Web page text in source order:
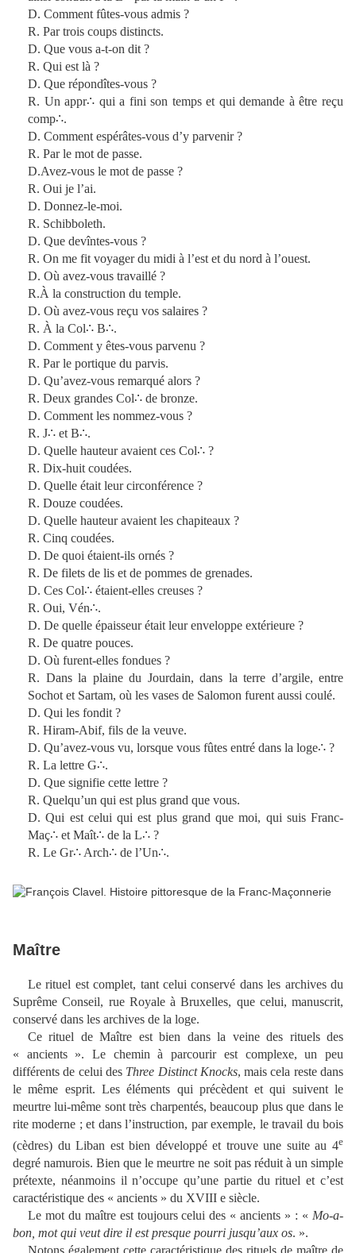
D. Comment fûtes-vous admis ?
R. Par trois coups distincts.
D. Que vous a-t-on dit ?
R. Qui est là ?
D. Que répondîtes-vous ?
R. Un appr∴ qui a fini son temps et qui demande à être reçu
comp∴.
D. Comment espérâtes-vous d’y parvenir ?
R. Par le mot de passe.
D.Avez-vous le mot de passe ?
R. Oui je l’ai.
D. Donnez-le-moi.
R. Schibboleth.
D. Que devîntes-vous ?
R. On me fit voyager du midi à l’est et du nord à l’ouest.
D. Où avez-vous travaillé ?
R.À la construction du temple.
D. Où avez-vous reçu vos salaires ?
R. À la Col∴ B∴.
D. Comment y êtes-vous parvenu ?
R. Par le portique du parvis.
D. Qu’avez-vous remarqué alors ?
R. Deux grandes Col∴ de bronze.
D. Comment les nommez-vous ?
R. J∴ et B∴.
D. Quelle hauteur avaient ces Col∴ ?
R. Dix-huit coudées.
D. Quelle était leur circonférence ?
R. Douze coudées.
D. Quelle hauteur avaient les chapiteaux ?
R. Cinq coudées.
D. De quoi étaient-ils ornés ?
R. De filets de lis et de pommes de grenades.
D. Ces Col∴ étaient-elles creuses ?
R. Oui, Vén∴.
D. De quelle épaisseur était leur enveloppe extérieure ?
R. De quatre pouces.
D. Où furent-elles fondues ?
R. Dans la plaine du Jourdain, dans la terre d’argile, entre
Sochot et Sartam, où les vases de Salomon furent aussi coulé.
D. Qui les fondit ?
R. Hiram-Abif, fils de la veuve.
D. Qu’avez-vous vu, lorsque vous fûtes entré dans la loge∴ ?
R. La lettre G∴.
D. Que signifie cette lettre ?
R. Quelqu’un qui est plus grand que vous.
D. Qui est celui qui est plus grand que moi, qui suis Franc-
Maç∴ et Maît∴ de la L∴ ?
R. Le Gr∴ Arch∴ de l’Un∴.
Maître
Le rituel est complet, tant celui conservé dans les archives du
Suprême Conseil, rue Royale à Bruxelles, que celui, manuscrit,
conservé dans les archives de la loge.
Ce rituel de Maître est bien dans la veine des rituels des
« ancients ». Le chemin à parcourir est complexe, un peu
différents de celui des Three Distinct Knocks, mais cela reste dans
le même esprit. Les éléments qui précèdent et qui suivent le
meurtre lui-même sont très charpentés, beaucoup plus que dans le
rite moderne ; et dans l’instruction, par exemple, le travail du bois
(cèdres) du Liban est bien développé et trouve une suite au 4e
degré namurois. Bien que le meurtre ne soit pas réduit à un simple
prétexte, néanmoins il n’occupe qu’une partie du rituel et c’est
caractéristique des « ancients » du XVIII e siècle.
Le mot du maître est toujours celui des « ancients » : « Mo-a-
bon, mot qui veut dire il est presque pourri jusqu’aux os. ».